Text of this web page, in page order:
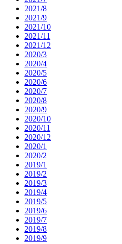
2021/8
2021/9
2021/10
2021/11
2021/12
2020/3
2020/4
2020/5
2020/6
2020/7
2020/8
2020/9
2020/10
2020/11
2020/12
2020/1
2020/2
2019/1
2019/2
2019/3
2019/4
2019/5
2019/6
2019/7
2019/8
2019/9